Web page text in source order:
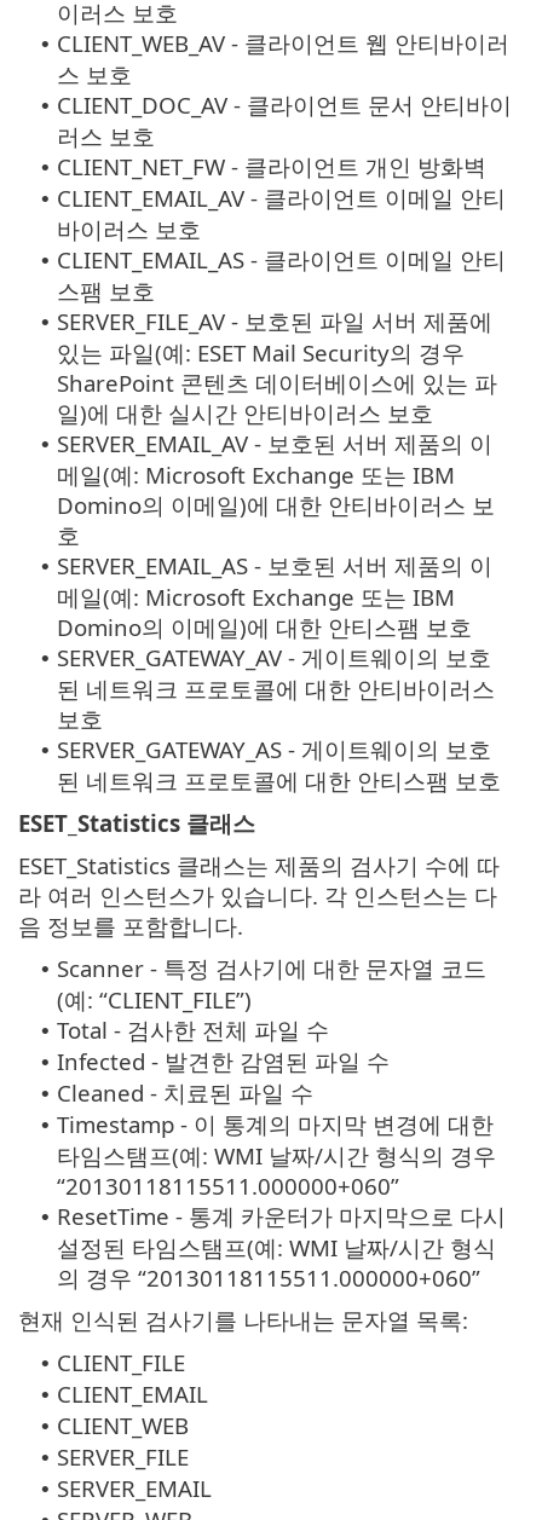
이러스 보호
• CLIENT_WEB_AV - 클라이언트 웹 안티바이러
스 보호
• CLIENT_DOC_AV - 클라이언트 문서 안티바이
러스 보호
• CLIENT_NET_FW - 클라이언트 개인 방화벽
• CLIENT_EMAIL_AV - 클라이언트 이메일 안티
바이러스 보호
• CLIENT_EMAIL_AS - 클라이언트 이메일 안티
스팸 보호
• SERVER_FILE_AV - 보호된 파일 서버 제품에
있는 파일(예: ESET Mail Security의 경우
SharePoint 콘텐츠 데이터베이스에 있는 파
일)에 대한 실시간 안티바이러스 보호
• SERVER_EMAIL_AV - 보호된 서버 제품의 이
메일(예: Microsoft Exchange 또는 IBM
Domino의 이메일)에 대한 안티바이러스 보
호
• SERVER_EMAIL_AS - 보호된 서버 제품의 이
메일(예: Microsoft Exchange 또는 IBM
Domino의 이메일)에 대한 안티스팸 보호
• SERVER_GATEWAY_AV - 게이트웨이의 보호
된 네트워크 프로토콜에 대한 안티바이러스
보호
• SERVER_GATEWAY_AS - 게이트웨이의 보호
된 네트워크 프로토콜에 대한 안티스팸 보호
ESET_Statistics 클래스
ESET_Statistics 클래스는 제품의 검사기 수에 따
라 여러 인스턴스가 있습니다. 각 인스턴스는 다
음 정보를 포함합니다.
• Scanner - 특정 검사기에 대한 문자열 코드
(예: “CLIENT_FILE”)
• Total - 검사한 전체 파일 수
• Infected - 발견한 감염된 파일 수
• Cleaned - 치료된 파일 수
• Timestamp - 이 통계의 마지막 변경에 대한
타임스탬프(예: WMI 날짜/시간 형식의 경우
“20130118115511.000000+060”
• ResetTime - 통계 카운터가 마지막으로 다시
설정된 타임스탬프(예: WMI 날짜/시간 형식
의 경우 “20130118115511.000000+060”
현재 인식된 검사기를 나타내는 문자열 목록:
• CLIENT_FILE
• CLIENT_EMAIL
• CLIENT_WEB
• SERVER_FILE
• SERVER_EMAIL